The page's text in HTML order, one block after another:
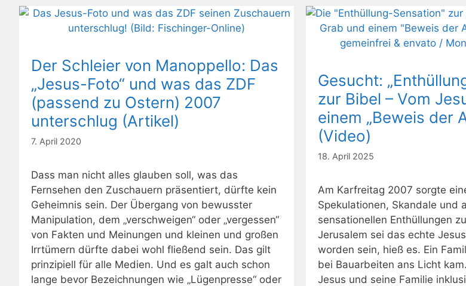
Der Schleier von Manoppello: Das
„Jesus-Foto“ und was das ZDF
(passend zu Ostern) 2007
unterschlug (Artikel)
7. April 2020
Dass man nicht alles glauben soll, was das
Fernsehen den Zuschauern präsentiert, dürfte kein
Geheimnis sein. Der Übergang von bewusster
Manipulation, dem „verschweigen“ oder „vergessen“
von Fakten und Meinungen und kleinen und großen
Irrtümern dürfte dabei wohl fließend sein. Das gilt
prinzipiell für alle Medien. Und es galt auch schon
lange bevor Bezeichnungen wie „Lügenpresse“ oder
Gesucht:
zur Bibel – Vom
einem „Beweis der
(Video)
18. April 2025
Am Karfreitag 2007 sorgte
Spekulationen, Skandale und
sensationellen Enthüllungen
Jerusalem sei das echte
worden sein, hieß es. Ein
bei Bauarbeiten ans Licht
Jesus und seine Familie